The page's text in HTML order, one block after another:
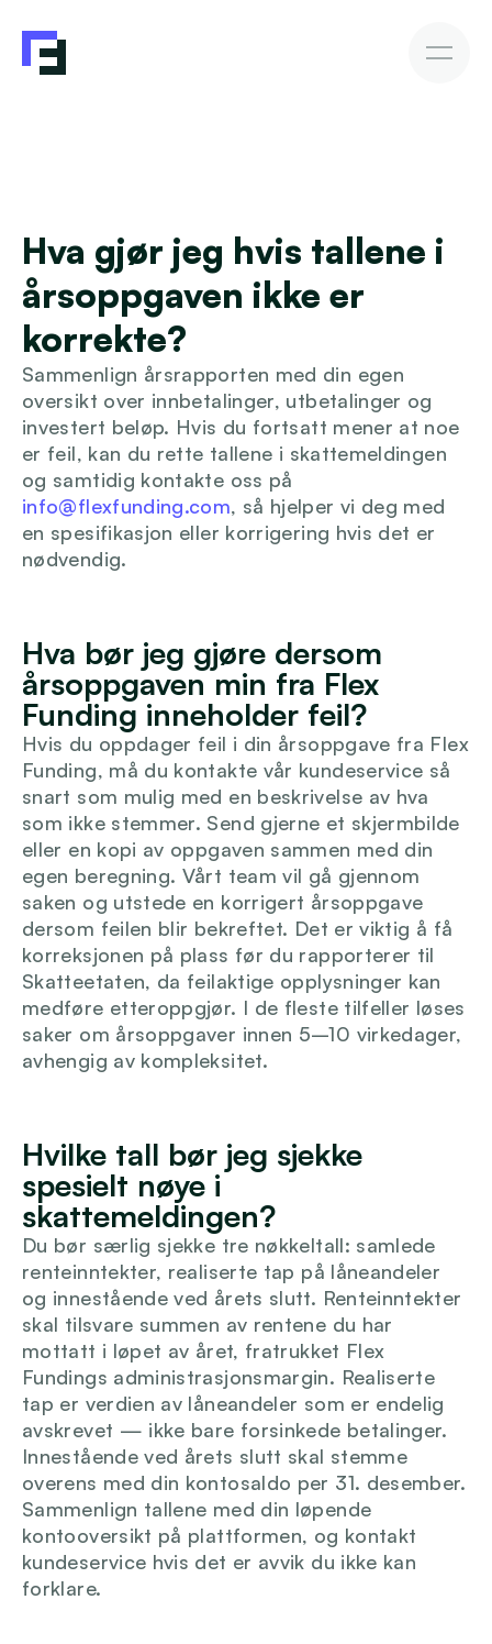
Finansiering
For investorer
Kunnskap
Bli investor
Logg inn
Hva gjør jeg hvis tallene i
årsoppgaven ikke er
korrekte?
Sammenlign årsrapporten med din egen
oversikt over innbetalinger, utbetalinger og
investert beløp. Hvis du fortsatt mener at noe
er feil, kan du rette tallene i skattemeldingen
info@flexfunding.com, så hjelper vi deg med
en spesifikasjon eller korrigering hvis det er
nødvendig.
Hva bør jeg gjøre dersom
årsoppgaven min fra Flex
Funding inneholder feil?
Hvis du oppdager feil i din årsoppgave fra Flex
Funding, må du kontakte vår kundeservice så
snart som mulig med en beskrivelse av hva
som ikke stemmer. Send gjerne et skjermbilde
eller en kopi av oppgaven sammen med din
egen beregning. Vårt team vil gå gjennom
saken og utstede en korrigert årsoppgave
dersom feilen blir bekreftet. Det er viktig å få
korreksjonen på plass før du rapporterer til
Skatteetaten, da feilaktige opplysninger kan
medføre etteroppgjør. I de fleste tilfeller løses
saker om årsoppgaver innen 5–10 virkedager,
avhengig av kompleksitet.
Hvilke tall bør jeg sjekke
spesielt nøye i
skattemeldingen?
Du bør særlig sjekke tre nøkkeltall: samlede
renteinntekter, realiserte tap på låneandeler
og innestående ved årets slutt. Renteinntekter
skal tilsvare summen av rentene du har
mottatt i løpet av året, fratrukket Flex
Fundings administrasjonsmargin. Realiserte
tap er verdien av låneandeler som er endelig
avskrevet — ikke bare forsinkede betalinger.
Innestående ved årets slutt skal stemme
overens med din kontosaldo per 31. desember.
Sammenlign tallene med din løpende
kontooversikt på plattformen, og kontakt
kundeservice hvis det er avvik du ikke kan
forklare.